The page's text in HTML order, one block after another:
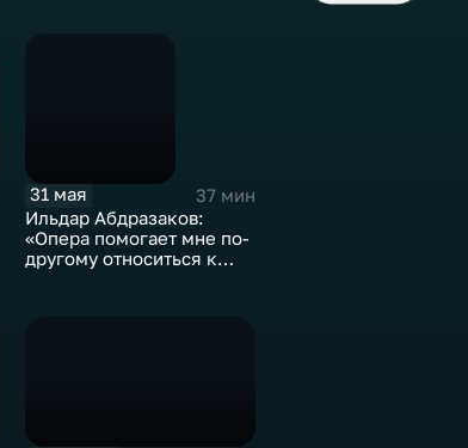
31 мая
37 мин
Ильдар Абдразаков:
«Опера помогает мне по-
другому относиться к